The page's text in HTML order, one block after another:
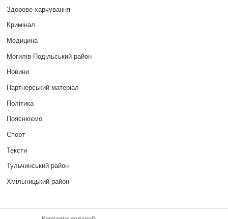
Здорове харчування
Кримінал
Медицина
Могилів-Подільський район
Новини
Партнерський матеріал
Політика
Пояснюємо
Спорт
Тексти
Тульчинський район
Хмільницький район